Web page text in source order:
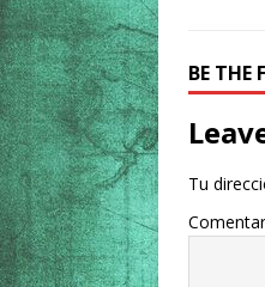
BE THE
Tu